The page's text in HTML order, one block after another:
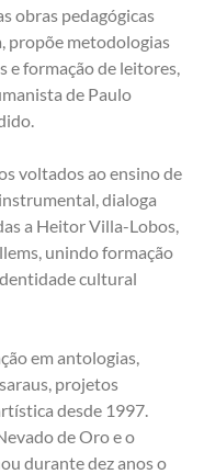
obras pedagógicas
propõe metodologias
e formação de leitores,
de Paulo
voltados ao ensino de
dialoga
a Heitor Villa-Lobos,
unindo formação
cultural
em antologias,
projetos
desde 1997.
de Oro e o
durante dez anos o